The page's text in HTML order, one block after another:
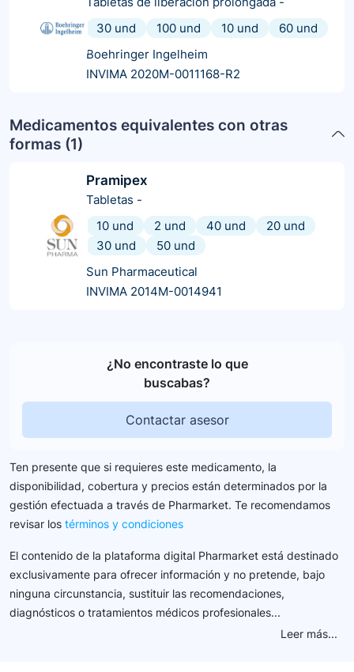
30 und
100 und 10 und
60 und
Boehringer Ingelheim
INVIMA 2020M-0011168-R2
Medicamentos equivalentes con otras
formas (1)
Pramipex
Tabletas -
10 und
2 und 40 und
20 und
30 und
50 und
Sun Pharmaceutical
INVIMA 2014M-0014941
¿No encontraste lo que
buscabas?
Contactar asesor
Ten presente que si requieres este medicamento, la
disponibilidad, cobertura y precios están determinados por la
gestión efectuada a través de Pharmarket. Te recomendamos
revisar los términos y condiciones
El contenido de la plataforma digital Pharmarket está destinado
exclusivamente para ofrecer información y no pretende, bajo
ninguna circunstancia, sustituir las recomendaciones,
diagnósticos o tratamientos médicos profesionales...
Leer más...